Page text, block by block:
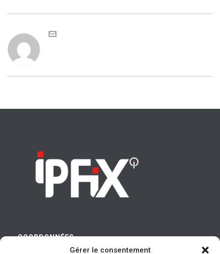
Gérer le consentement
COORDONNÉES